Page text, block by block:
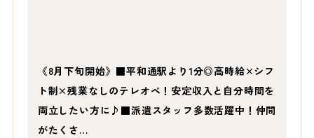
《8月下旬開始》■平和通駅より1分◎高時給×シフ
ト制×残業なしのテレオペ！安定収入と自分時間を
両立したい方に♪■派遣スタッフ多数活躍中！仲間
がたくさ…